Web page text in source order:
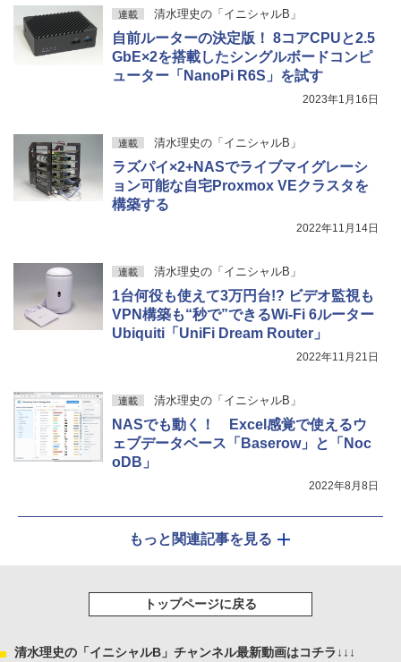
連載 清水理史の「イニシャルB」
自前ルーターの決定版！ 8コアCPUと2.5
GbE×2を搭載したシングルボードコンピ
ューター「NanoPi R6S」を試す
2023年1月16日
連載 清水理史の「イニシャルB」
ラズパイ×2+NASでライブマイグレーシ
ョン可能な自宅Proxmox VEクラスタを
構築する
2022年11月14日
連載 清水理史の「イニシャルB」
1台何役も使えて3万円台!? ビデオ監視も
VPN構築も“秒で”できるWi-Fi 6ルーター
Ubiquiti「UniFi Dream Router」
2022年11月21日
連載 清水理史の「イニシャルB」
NASでも動く！ Excel感覚で使えるウ
ェブデータベース「Baserow」と「Noc
oDB」
2022年8月8日
もっと関連記事を見る
トップページに戻る
清水理史の「イニシャルB」チャンネル最新動画はコチラ↓↓↓